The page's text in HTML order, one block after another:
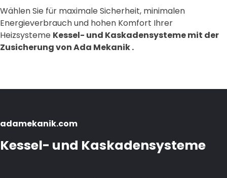
Wählen Sie für maximale Sicherheit, minimalen
Energieverbrauch und hohen Komfort Ihrer
Heizsysteme Kessel- und Kaskadensysteme mit der
Zusicherung von Ada Mekanik .
adamekanik.com
Kessel- und Kaskadensysteme